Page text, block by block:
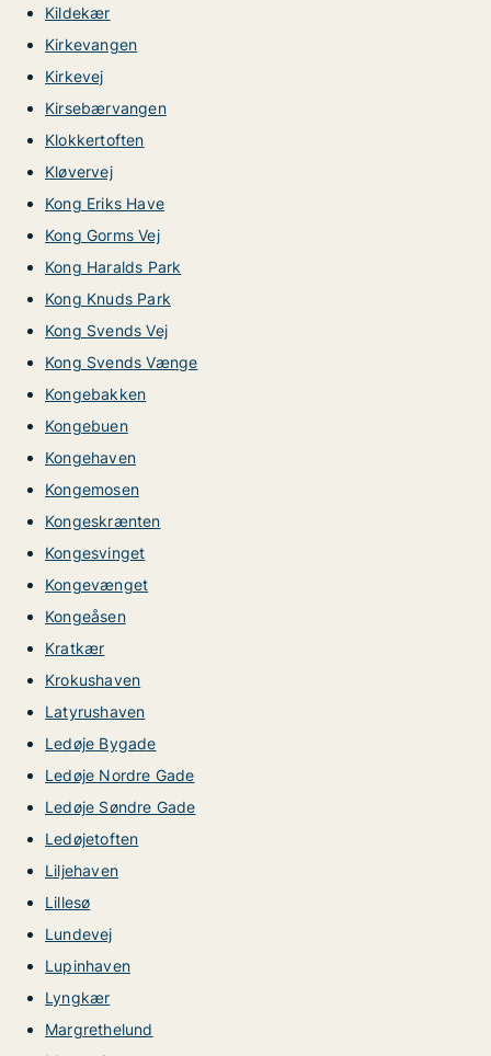
Kildekær
Kirkevangen
Kirkevej
Kirsebærvangen
Klokkertoften
Kløvervej
Kong Eriks Have
Kong Gorms Vej
Kong Haralds Park
Kong Knuds Park
Kong Svends Vej
Kong Svends Vænge
Kongebakken
Kongebuen
Kongehaven
Kongemosen
Kongeskrænten
Kongesvinget
Kongevænget
Kongeåsen
Kratkær
Krokushaven
Latyrushaven
Ledøje Bygade
Ledøje Nordre Gade
Ledøje Søndre Gade
Ledøjetoften
Liljehaven
Lillesø
Lundevej
Lupinhaven
Lyngkær
Margrethelund